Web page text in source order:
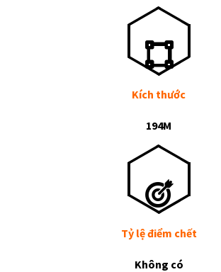
Kích thước
194M
Tỷ lệ điểm chết
Không có